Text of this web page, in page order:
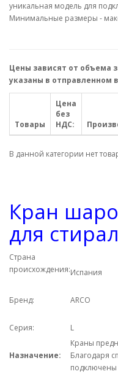
уникальная модель для
Минимальные размеры -
Цены зависят от объема
указаны в отправленном
Товары
Цена
без
НДС:
В данной категории нет
Кран
для
Страна
происхождения:Испания
Бренд: ARCO
Серия: L
Назначение:
Краны
Благодаря
подключены